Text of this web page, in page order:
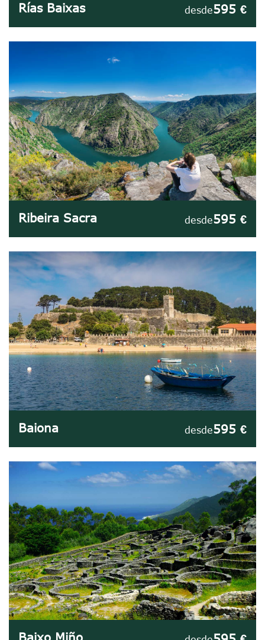
Rías Baixas desde595 €
Ribeira Sacra desde595 €
Baiona desde595 €